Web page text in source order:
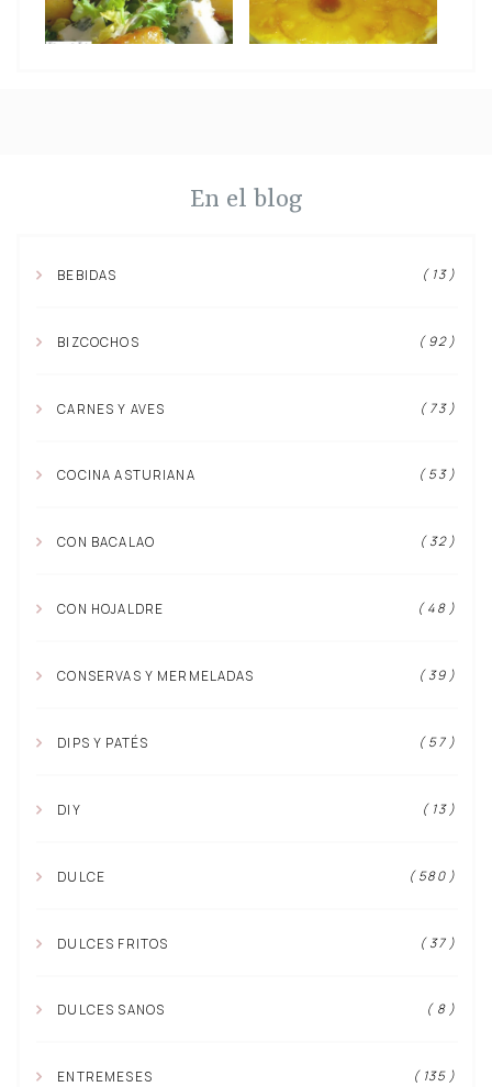
En el blog
BEBIDAS ( 13 )
BIZCOCHOS ( 92 )
CARNES Y AVES ( 73 )
COCINA ASTURIANA ( 53 )
CON BACALAO ( 32 )
CON HOJALDRE ( 48 )
CONSERVAS Y MERMELADAS ( 39 )
DIPS Y PATÉS ( 57 )
DIY ( 13 )
DULCE ( 580 )
DULCES FRITOS ( 37 )
DULCES SANOS ( 8 )
ENTREMESES ( 135 )